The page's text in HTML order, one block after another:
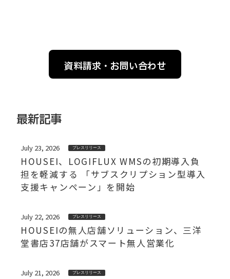
資料請求・お問い合わせ
最新記事
July 23, 2026 プレスリリース
HOUSEI、LOGIFLUX WMSの初期導入負
担を軽減する 「サブスクリプション型導入
支援キャンペーン」を開始
July 22, 2026 プレスリリース
HOUSEIの無人店舗ソリューション、三洋
堂書店37店舗がスマート無人営業化
July 21, 2026 プレスリリース